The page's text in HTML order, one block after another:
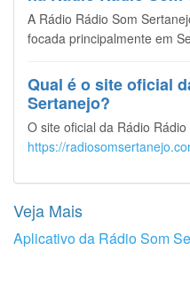
A Rádio Rádio Som
focada principalmente em
Qual é o site oficial
Sertanejo?
O site oficial da Rádio
https://
Veja Mais
Aplicativo da Rádio Som